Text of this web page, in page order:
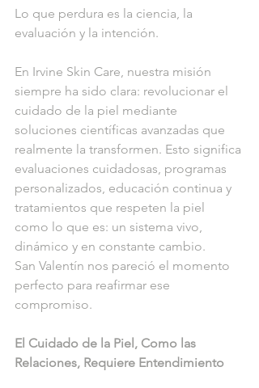
Lo que perdura es la ciencia, la
evaluación y la intención.
En Irvine Skin Care, nuestra misión
siempre ha sido clara: revolucionar el
cuidado de la piel mediante
soluciones científicas avanzadas que
realmente la transformen. Esto significa
evaluaciones cuidadosas, programas
personalizados, educación continua y
tratamientos que respeten la piel
como lo que es: un sistema vivo,
dinámico y en constante cambio.
San Valentín nos pareció el momento
perfecto para reafirmar ese
compromiso.
El Cuidado de la Piel, Como las
Relaciones, Requiere Entendimiento